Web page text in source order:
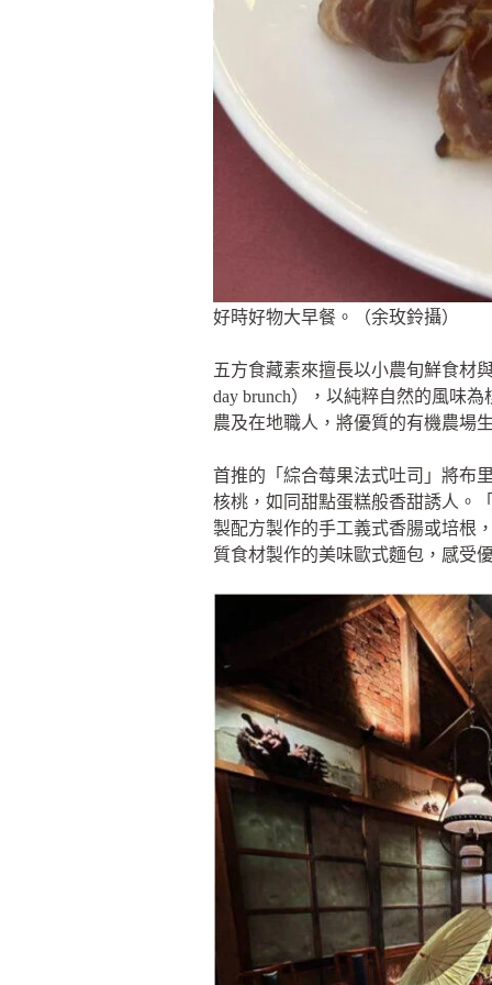
好時好物大早餐。（余玫鈴攝）
五方食藏素來擅長以小農旬鮮食材
day brunch），以純粹自然的風味
農及在地職人，將優質的有機農場
首推的「綜合莓果法式吐司」將布
核桃，如同甜點蛋糕般香甜誘人。
製配方製作的手工義式香腸或培根
質食材製作的美味歐式麵包，感受